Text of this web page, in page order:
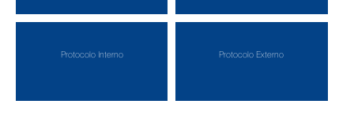
Protocolo Interno Protocolo Externo